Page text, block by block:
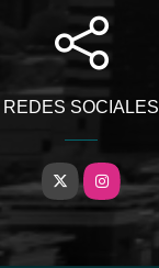
REDES SOCIALES
X Instagram